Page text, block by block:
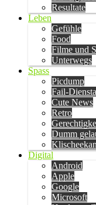
Resultate
Leben
Gefühle
Food
Filme und
Unterwegs
Spass
Picdump
Fail-
Cute News
Retro
Dumm
Digital
Android
Apple
Google
Microsoft